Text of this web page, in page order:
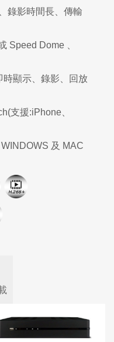
錄影時間長、傳輸
Speed Dome 、
時顯示、錄影、回放
支援:iPhone、
及 MAC